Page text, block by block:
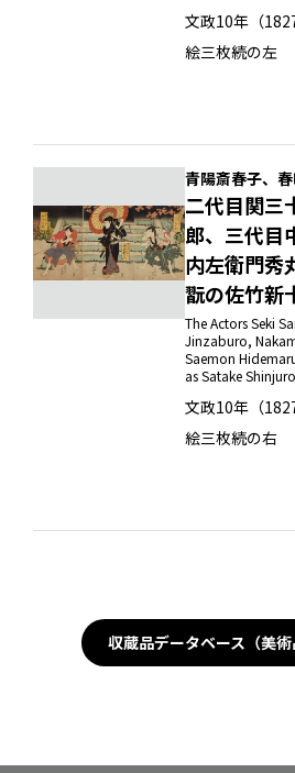
文政10年（
絵三枚続の左
青陽斎春子、
二代目関三
郎、三代目
内左衛門秀
翫の佐竹新
The Actors Seki
Jinzaburo,
Saemon
as Satake Shinjuro
文政10年（
絵三枚続の右
収蔵品データベース（美